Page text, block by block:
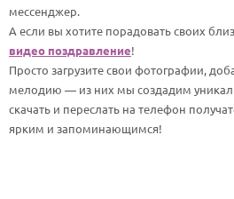
мессенджер.
А если вы хотите порадовать своих
видео поздравление!
Просто загрузите свои фотографии,
мелодию — из них мы создадим
скачать и переслать на телефон
ярким и запоминающимся!